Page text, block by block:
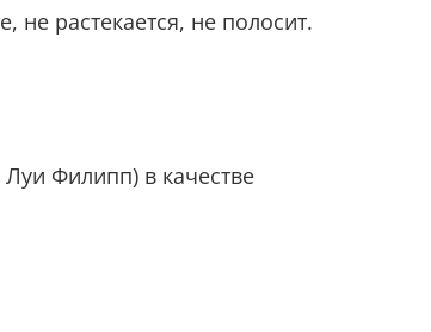
не растекается, не полосит.
Филипп) в качестве